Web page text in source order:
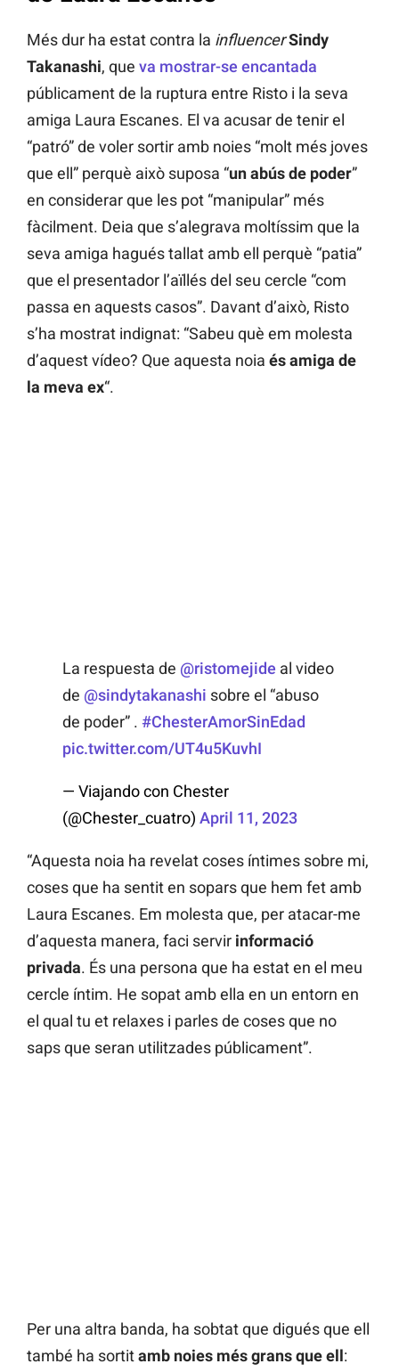
Més dur ha estat contra la influencerSindy
Takanashi, que va mostrar-se encantada
públicament de la ruptura entre Risto i la seva
amiga Laura Escanes. El va acusar de tenir el
“patró” de voler sortir amb noies “molt més joves
que ell” perquè això suposa “un abús de poder”
en considerar que les pot “manipular” més
fàcilment. Deia que s’alegrava moltíssim que la
seva amiga hagués tallat amb ell perquè “patia”
que el presentador l’aïllés del seu cercle “com
passa en aquests casos”. Davant d’això, Risto
s’ha mostrat indignat: “Sabeu què em molesta
d’aquest vídeo? Que aquesta noia és amiga de
la meva ex“.
La respuesta de @ristomejide al video
de @sindytakanashi sobre el “abuso
de poder” . #ChesterAmorSinEdad
pic.twitter.com/UT4u5KuvhI
— Viajando con Chester
(@Chester_cuatro) April 11, 2023
“Aquesta noia ha revelat coses íntimes sobre mi,
coses que ha sentit en sopars que hem fet amb
Laura Escanes. Em molesta que, per atacar-me
d’aquesta manera, faci servir informació
privada. És una persona que ha estat en el meu
cercle íntim. He sopat amb ella en un entorn en
el qual tu et relaxes i parles de coses que no
saps que seran utilitzades públicament”.
Per una altra banda, ha sobtat que digués que ell
també ha sortitamb noies més grans que ell: